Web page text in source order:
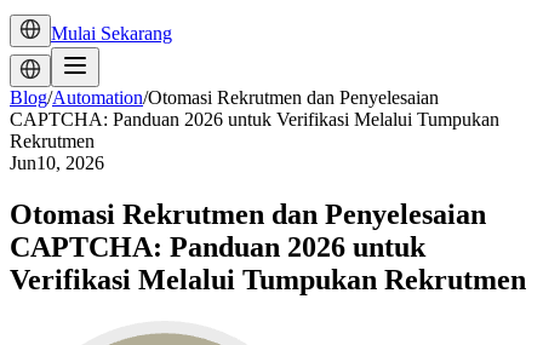
Mulai Sekarang
Blog/Automation/Otomasi Rekrutmen dan Penyelesaian
CAPTCHA: Panduan 2026 untuk Verifikasi Melalui Tumpukan
Rekrutmen
Jun10, 2026
Otomasi Rekrutmen dan Penyelesaian
CAPTCHA: Panduan 2026 untuk
Verifikasi Melalui Tumpukan Rekrutmen